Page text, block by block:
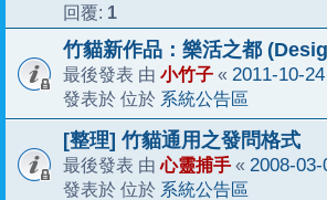
回覆: 1
竹貓新作品：樂活之都
最後發表 由 小竹子 « 2011-10-
發表於 位於 系統公告區
[整理] 竹貓通用之發問格式
最後發表 由心靈捕手 « 2008-
發表於 位於 系統公告區